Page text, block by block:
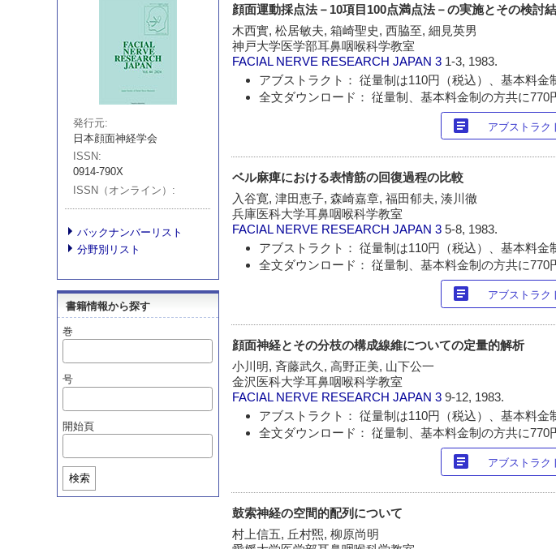
発行元
日本顔面神経学会
ISSN
0914-790X
ISSN（オンライン）
バックナンバーリスト
分野別リスト
書籍情報から探す
巻
号
開始頁
検索
顔面運動採点法－10項目100点満点法－の実施とその検討
木西實, 松居敏夫, 箱崎聖史, 西脇至, 細見英男
神戸大学医学部耳鼻咽喉科学教室
FACIAL NERVE RESEARCH JAPAN 3 1-3, 1983.
アブストラクト： 従量制は110円（税込）、基本料金
全文ダウンロード： 従量制、基本料金制の方共に770
article アブストラク
ベル麻痺における表情筋の回復過程の比較
入谷寛, 津田恵子, 森崎嘉章, 福田郁夫, 湊川徹
兵庫医科大学耳鼻咽喉科学教室
FACIAL NERVE RESEARCH JAPAN 35-8, 1983.
アブストラクト： 従量制は110円（税込）、基本料金
全文ダウンロード： 従量制、基本料金制の方共に770
article アブストラク
顔面神経とその分枝の構成線維についての定量的解析
小川明, 斉藤武久, 高野正美, 山下公一
金沢医科大学耳鼻咽喉科学教室
FACIAL NERVE RESEARCH JAPAN 39-12, 1983.
アブストラクト： 従量制は110円（税込）、基本料金
全文ダウンロード： 従量制、基本料金制の方共に770
article アブストラク
鼓索神経の空間的配列について
村上信五, 丘村煕, 柳原尚明